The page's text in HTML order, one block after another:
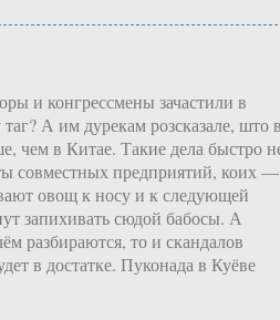
и конгрессмены зачастили в
А им дурекам розсказале, што
чем в Китае. Такие дела быстро
совместных предприятий, коих —
овощ к носу и к следующей
запихивать сюдой бабосы. А
разбираются, то и скандалов
в достатке. Пуконада в Куёве